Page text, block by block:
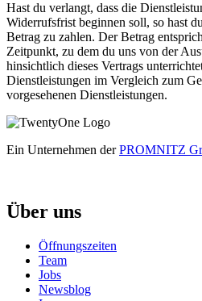
Hast du verlangt, dass die
Widerrufsfrist beginnen soll, so hast
Betrag zu zahlen. Der Betrag
Zeitpunkt, zu dem du uns von der
hinsichtlich dieses Vertrags
Dienstleistungen im Vergleich zum
vorgesehenen Dienstleistungen.
Ein Unternehmen derPROMNITZ
Über uns
Öffnungszeiten
Team
Jobs
Newsblog